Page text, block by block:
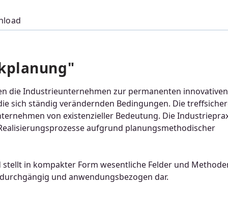
die Industrieunternehmen zur permanenten innovativen
sich ständig verändernden Bedingungen. Die
von existenzieller Bedeutung. Die
aufgrund planungsmethodischer
in kompakter Form wesentliche Felder und
und anwendungsbezogen dar.